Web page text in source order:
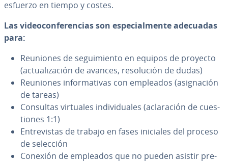
esfuerzo en tiempo y costes.
Las vi­deo­co­n­fe­re­n­cias son es­pe­cia­l­me­n­te adecuadas
para:
Reuniones de se­gui­mie­n­to en equipos de proyecto
(ac­tua­li­za­ción de avances, re­so­lu­ción de dudas)
Reuniones in­fo­r­ma­ti­vas con empleados (asi­g­na­ción
de tareas)
Consultas virtuales in­di­vi­dua­les (acla­ra­ción de cue­s­
tio­nes 1:1)
En­tre­vi­s­tas de trabajo en fases iniciales del proceso
de selección
Conexión de empleados que no pueden asistir pre­